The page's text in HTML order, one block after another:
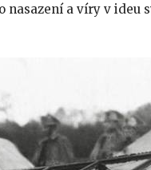
a víry v ideu